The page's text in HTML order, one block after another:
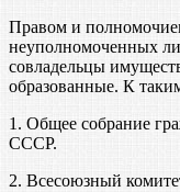
Правом и
неуполномоченных
совладельцы
образованные. К
1. Общее собрание
СССР.
2. Всесоюзный